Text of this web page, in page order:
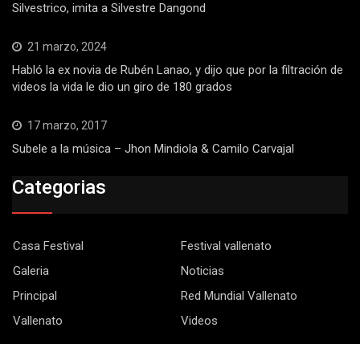
Silvestrico, imita a Silvestre Dangond
21 marzo, 2024
Habló la ex novia de Rubén Lanao, y dijo que por la filtración de
videos la vida le dio un giro de 180 grados
17 marzo, 2017
Subele a la música – Jhon Mindiola & Camilo Carvajal
Categorias
Casa Festival
Festival vallenato
Galeria
Noticias
Principal
Red Mundial Vallenato
Vallenato
Videos